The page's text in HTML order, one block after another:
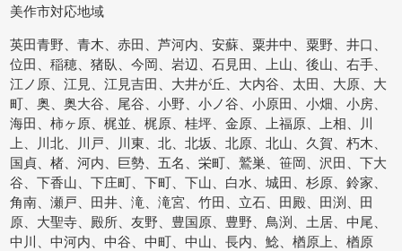
美作市対応地域
英田青野、青木、赤田、芦河内、安蘇、粟井中、粟野、井口、
位田、稲穂、猪臥、今岡、岩辺、石見田、上山、後山、右手、
江ノ原、江見、江見吉田、大井が丘、大内谷、太田、大原、大
町、奥、奥大谷、尾谷、小野、小ノ谷、小原田、小畑、小房、
海田、柿ヶ原、梶並、梶原、桂坪、金原、上福原、上相、川
上、川北、川戸、川東、北、北坂、北原、北山、久賀、朽木、
国貞、楮、河内、巨勢、五名、栄町、鷲巣、笹岡、沢田、下大
谷、下香山、下庄町、下町、下山、白水、城田、杉原、鈴家、
角南、瀬戸、田井、滝、滝宮、竹田、立石、田殿、田渕、田
原、大聖寺、殿所、友野、豊国原、豊野、鳥渕、土居、中尾、
中川、中河内、中谷、中町、中山、長内、鯰、楢原上、楢原